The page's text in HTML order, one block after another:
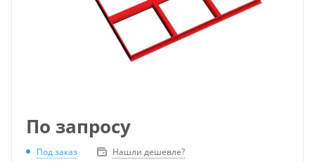
По запросу
Под заказ Нашли дешевле?